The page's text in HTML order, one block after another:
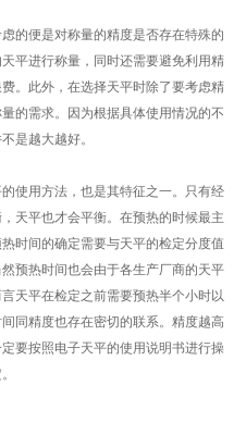
的便是对称量的精度是否存在特殊的
平进行称量，同时还需要避免利用精
。此外，在选择天平时除了要考虑精
的需求。因为根据具体使用情况的不
是越大越好。
使用方法，也是其特征之一。只有经
天平也才会平衡。在预热的时候最主
时间的确定需要与天平的检定分度值
预热时间也会由于各生产厂商的天平
天平在检定之前需要预热半个小时以
同精度也存在密切的联系。精度越高
要按照电子天平的使用说明书进行操